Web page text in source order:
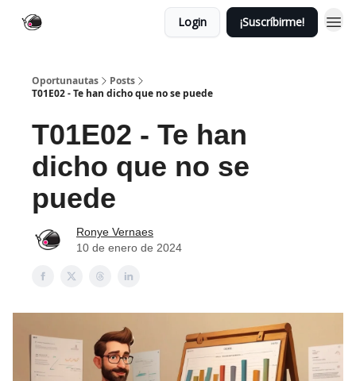
Login ¡Suscríbirme!
Oportunautas
Posts
T01E02 - Te han dicho que no se puede
T01E02 - Te han
dicho que no se
puede
Ronye Vernaes
10 de enero de 2024